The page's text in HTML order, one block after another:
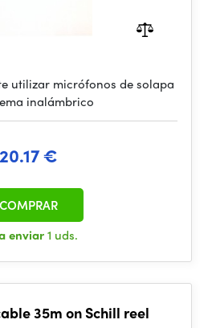
utilizar micrófonos de solapa
inalámbrico
20.17 €
enviar1 uds.
COMPRAR
35m on Schill reel